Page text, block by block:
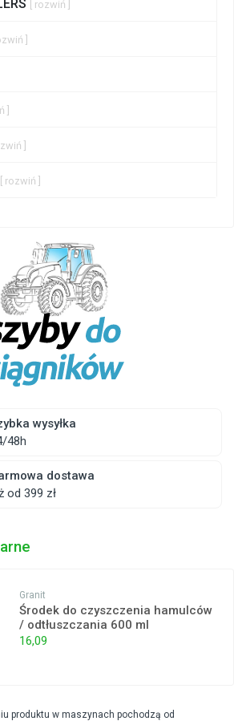
[ rozwiń ]
]
]
]
[ rozwiń ]
wysyłka
48h
dostawa
od 399 zł
Granit
Środek do czyszczenia hamulców
/ odtłuszczania 600 ml
16,09
produktu w maszynach pochodzą od